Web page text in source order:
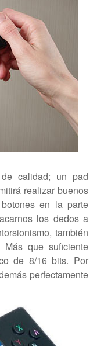
calidad; un pad
realizar buenos
en la parte
los dedos a
también
que suficiente
de 8/16 bits. Por
perfectamente